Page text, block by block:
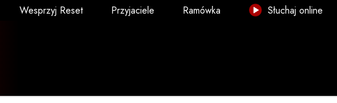
Wesprzyj Reset Przyjaciele Ramówka Słuchaj online